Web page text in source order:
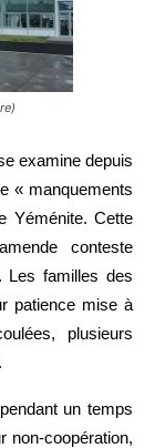
examine depuis
« manquements
Yéménite. Cette
conteste
Les familles des
patience mise à
plusieurs
un temps
non-coopération,